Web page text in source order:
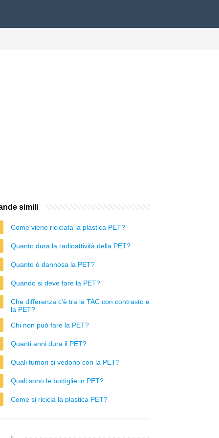
simili
Come viene riciclata la plastica PET?
Quanto dura la radioattività della PET?
Quanto è dannosa la PET?
Quando si deve fare la PET?
Che differenza c'è tra la TAC con contrasto e
la PET?
Chi non può fare la PET?
Quanti anni dura il PET?
Quali tumori si vedono con la PET?
Quali sono le bottiglie in PET?
Come si ricicla la plastica PET?